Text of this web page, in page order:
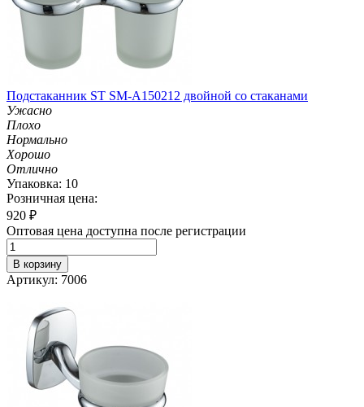
Подстаканник ST SM-A150212 двойной со стаканами
Ужасно
Плохо
Нормально
Хорошо
Отлично
Упаковка: 10
Розничная цена:
920 ₽
Оптовая цена доступна после регистрации
В корзину
Артикул: 7006